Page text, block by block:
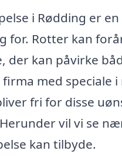
i Rødding er
for. Rotter kan
der kan påvirke
med speciale
fri for disse
vil vi se
kan tilbyde.